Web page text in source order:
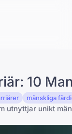
10
mänskliga
utnyttjar unikt